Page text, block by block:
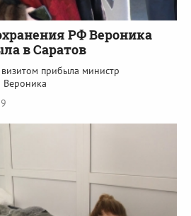
РФ Вероника
в Саратов
прибыла министр
Вероника